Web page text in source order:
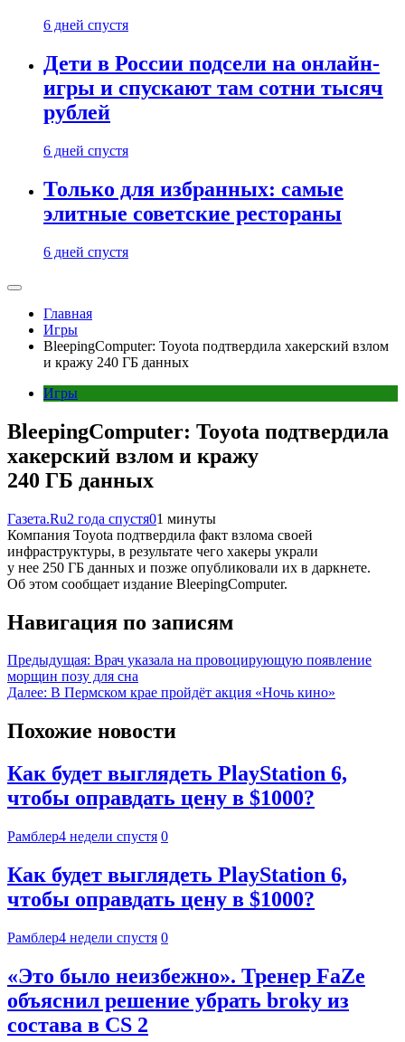
6 дней спустя
Дети в России подсели на онлайн-
игры и спускают там сотни тысяч
рублей
6 дней спустя
Только для избранных: самые
элитные советские рестораны
6 дней спустя
Главная
Игры
BleepingComputer: Toyota подтвердила хакерский взлом
и кражу 240 ГБ данных
Игры
BleepingComputer: Toyota подтвердила
хакерский взлом и кражу
240 ГБ данных
Газета.Ru2 года спустя01 минуты
Компания Toyota подтвердила факт взлома своей
инфраструктуры, в результате чего хакеры украли
у нее 250 ГБ данных и позже опубликовали их в даркнете.
Об этом сообщает издание BleepingComputer.
Навигация по записям
Предыдущая: Врач указала на провоцирующую появление
морщин позу для сна
Далее: В Пермском крае пройдёт акция «Ночь кино»
Похожие новости
Как будет выглядеть PlayStation 6,
чтобы оправдать цену в $1000?
Рамблер4 недели спустя 0
Как будет выглядеть PlayStation 6,
чтобы оправдать цену в $1000?
Рамблер4 недели спустя 0
«Это было неизбежно». Тренер FaZe
объяснил решение убрать broky из
состава в CS 2